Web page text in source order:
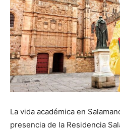
La vida académica en
presencia de la Residencia